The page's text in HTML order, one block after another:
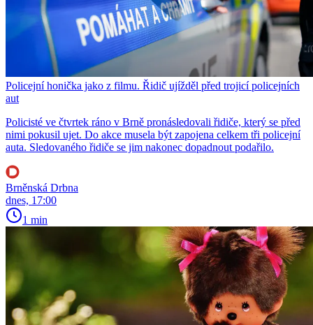
Policejní honička jako z filmu. Řidič ujížděl před trojicí policejních
aut
Policisté ve čtvrtek ráno v Brně pronásledovali řidiče, který se před
nimi pokusil ujet. Do akce musela být zapojena celkem tři policejní
auta. Sledovaného řidiče se jim nakonec dopadnout podařilo.
Brněnská Drbna
dnes, 17:00
1 min